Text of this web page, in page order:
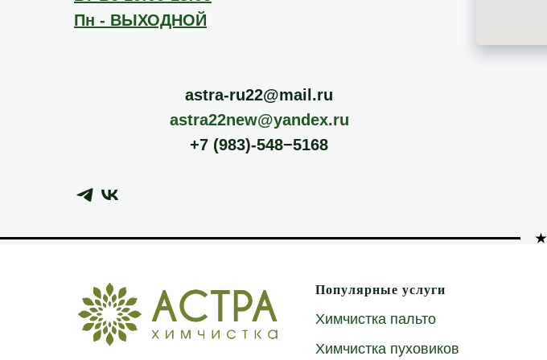
Пн - ВЫХОДНОЙ
astra-ru22@mail.ru
astra22new@yandex.ru
+7 (983)-548−5168
Популярные услуги
Химчистка пальто
Химчистка пуховиков